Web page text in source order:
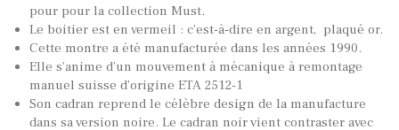
TOUTES NOS VINTAGES
pour pour la collection Must.
Le boitier est en vermeil : c’est-à-dire en argent, plaqué or.
Cette montre a été manufacturée dans les années 1990.
Elle s’anime d’un mouvement à mécanique à remontage
manuel suisse d’origine ETA 2512-1
Son cadran reprend le célèbre design de la manufacture
dans sa version noire. Le cadran noir vient contraster avec